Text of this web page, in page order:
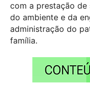
com a prestação de
do ambiente e da
administração do
família.